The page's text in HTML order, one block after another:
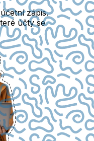
zápis.
účty se